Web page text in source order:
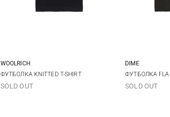
M L XL
WOOLRICH
ФУТБОЛКА KNITTED T-SHIRT
SOLD OUT
M L
DIME
ФУТБОЛКА
SOLD OUT